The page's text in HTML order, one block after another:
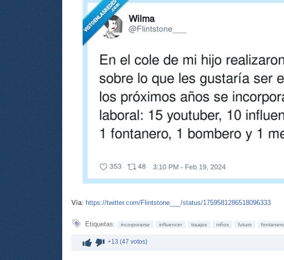
Vía: https://twitter.com/Flintstone___/status/1759581286518096333
Etiquetas: incorporarse influencer traajos niños futuro fontanero
+13 (47 votos)